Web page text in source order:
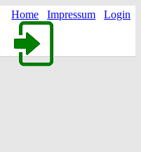
Home Impressum Login